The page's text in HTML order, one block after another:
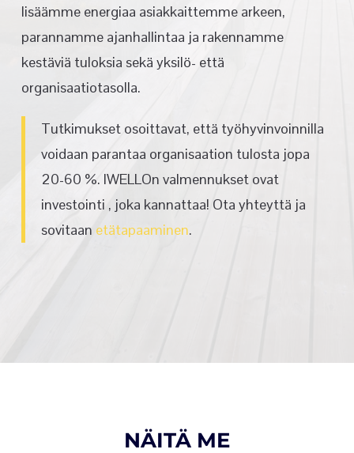
lisäämme energiaa asiakkaittemme arkeen,
parannamme ajanhallintaa ja rakennamme
kestäviä tuloksia sekä yksilö- että
organisaatiotasolla.
Tutkimukset osoittavat, että työhyvinvoinnilla
voidaan parantaa organisaation tulosta jopa
20-60 %. IWELLOn valmennukset ovat
investointi , joka kannattaa! Ota yhteyttä ja
sovitaan etätapaaminen.
NÄITÄ ME